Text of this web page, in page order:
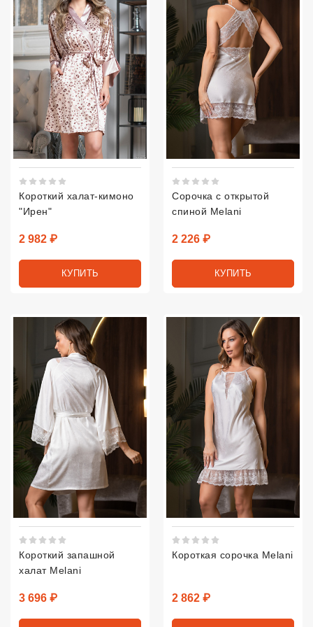
Короткий халат-кимоно
"Ирен"
Цена
2 982 ₽
КУПИТЬ
Сорочка с открытой
спиной Melani
Цена
2 226 ₽
КУПИТЬ
Короткий запашной
халат Melani
Цена
3 696 ₽
Короткая сорочка Melani
Цена
2 862 ₽